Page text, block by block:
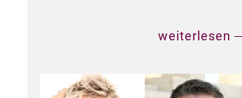
weiterlesen